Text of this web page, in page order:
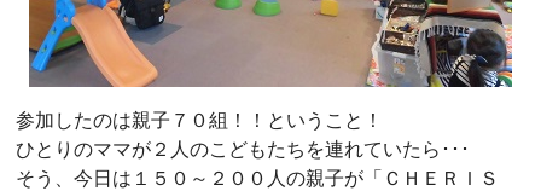
参加したのは親子７０組！！ということ！
ひとりのママが２人のこどもたちを連れていたら･･･
そう、今日は１５０～２００人の親子が「ＣＨＥＲＩＳ